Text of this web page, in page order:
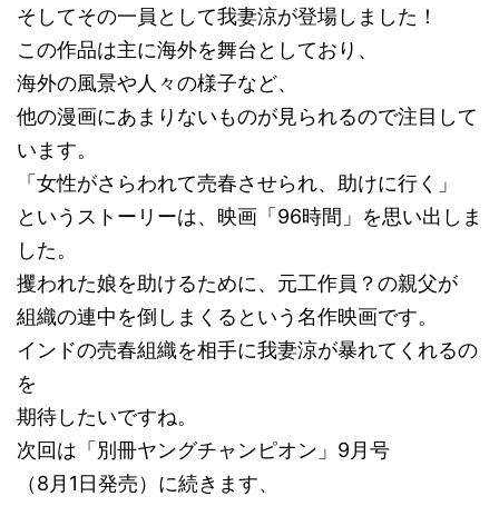
そしてその一員として我妻涼が登場しました！
この作品は主に海外を舞台としており、
海外の風景や人々の様子など、
他の漫画にあまりないものが見られるので注目して
います。
「女性がさらわれて売春させられ、助けに行く」
というストーリーは、映画「96時間」を思い出しま
した。
攫われた娘を助けるために、元工作員？の親父が
組織の連中を倒しまくるという名作映画です。
インドの売春組織を相手に我妻涼が暴れてくれるの
を
期待したいですね。
次回は「別冊ヤングチャンピオン」9月号
（8月1日発売）に続きます、